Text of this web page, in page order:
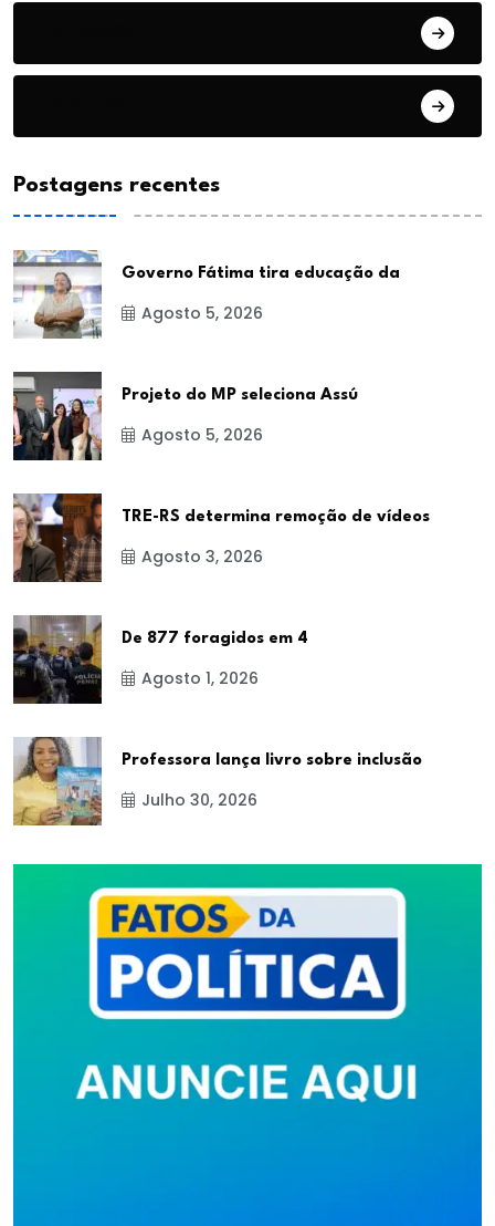
Postagens recentes
Governo Fátima tira educação da
Agosto 5, 2026
Projeto do MP seleciona Assú
Agosto 5, 2026
TRE-RS determina remoção de vídeos
Agosto 3, 2026
De 877 foragidos em 4
Agosto 1, 2026
Professora lança livro sobre inclusão
Julho 30, 2026